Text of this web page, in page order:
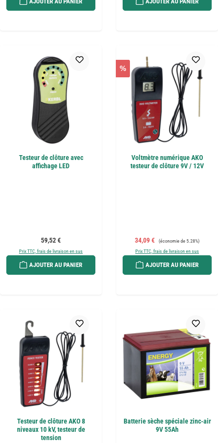
Testeur de clôture avec
affichage LED
Prix régulier :
59,52 €
Prix TTC, frais de livraison en sus
AJOUTER AU PANIER
%
Voltmètre numérique AKO
testeur de clôture 9V / 12V
Prix de vente :
34,09 € Prix régulier :
(économie de 5.28%)
Prix TTC, frais de livraison en sus
AJOUTER AU PANIER
Testeur de clôture AKO 8
niveaux 10 kV, testeur de
tension
Batterie sèche spéciale zinc-air
9V 55Ah